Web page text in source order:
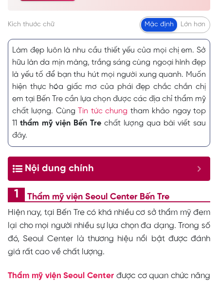
Kích thước chữ Mặc định Lớn hơn
Làm đẹp luôn là nhu cầu thiết yếu của mọi chị em. Sở
hữu làn da mịn màng, trắng sáng cùng ngoại hình đẹp
là yếu tố để bạn thu hút mọi người xung quanh. Muốn
hiện thực hóa giấc mơ của phái đẹp chắc chắn chị
em tại Bến Tre cần lựa chọn được các địa chỉ thẩm mỹ
chất lượng. Cùng Tin tức chung tham khảo ngay top
11 thẩm mỹ viện Bến Tre chất lượng qua bài viết sau
đây.
Nội dung chính
Thẩm mỹ viện Seoul Center Bến Tre
Hiện nay, tại Bến Tre có khá nhiều cơ sở thẩm mỹ đem
lại cho mọi người nhiều sự lựa chọn đa dạng. Trong số
đó, Seoul Center là thương hiệu nổi bật được đánh
giá rất cao về chất lượng.
Thẩm mỹ viện Seoul Center được cơ quan chức năng